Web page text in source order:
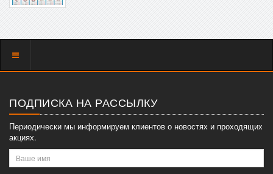
Показать
ПОДПИСКА НА РАССЫЛКУ
Периодически мы информируем клиентов о новостях и проходящих
акциях.
Ваше
имя